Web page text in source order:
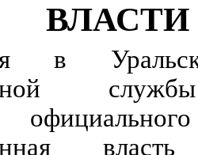
ВЛАСТИ
в